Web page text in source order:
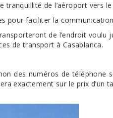
de l’aéroport vers
pour faciliter la
de l’endroit voulu
de transport à Casablanca.
des numéros de téléphone
exactement sur le prix d’un